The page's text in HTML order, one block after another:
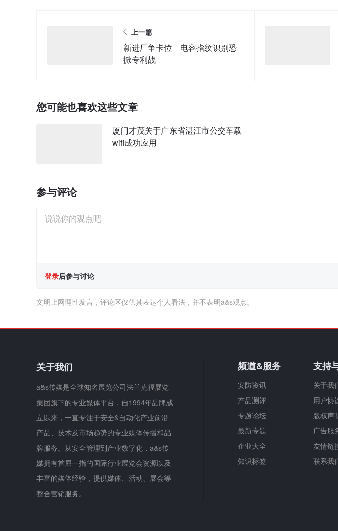
上一篇
新进厂争卡位 电容指纹识别恐
掀专利战
您可能也喜欢这些文章
厦门才茂关于广东省湛江市公交车载
wifi成功应用
参与评论
登录后参与讨论
文明上网理性发言，评论区仅供其表达个人看法，并不表明a&s观点。
关于我们
a&s传媒是全球知名展览公司法兰克福展览
集团旗下的专业媒体平台，自1994年品牌成
立以来，一直专注于安全&自动化产业前沿
产品、技术及市场趋势的专业媒体传播和品
牌服务。从安全管理到产业数字化，a&s传
媒拥有首屈一指的国际行业展览会资源以及
丰富的媒体经验，提供媒体、活动、展会等
整合营销服务。
频道&服务
安防资讯
产品测评
专题论坛
最新专题
企业大全
知识标签
支持
关于我
用户协
版权声
广告服
友情链
联系我